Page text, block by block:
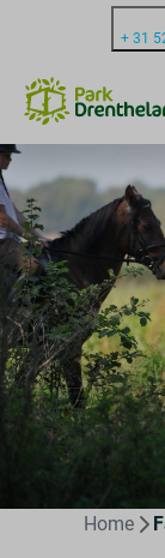
+
Home